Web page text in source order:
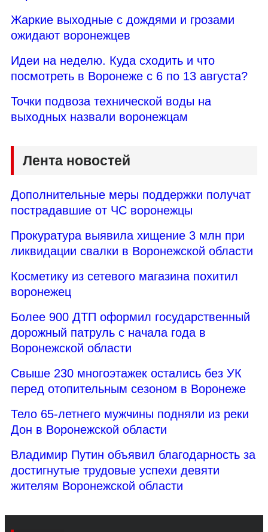
Жаркие выходные с дождями и грозами
ожидают воронежцев
Идеи на неделю. Куда сходить и что
посмотреть в Воронеже с 6 по 13 августа?
Точки подвоза технической воды на
выходных назвали воронежцам
Лента новостей
Дополнительные меры поддержки получат
пострадавшие от ЧС воронежцы
Прокуратура выявила хищение 3 млн при
ликвидации свалки в Воронежской области
Косметику из сетевого магазина похитил
воронежец
Более 900 ДТП оформил государственный
дорожный патруль с начала года в
Воронежской области
Свыше 230 многоэтажек остались без УК
перед отопительным сезоном в Воронеже
Тело 65-летнего мужчины подняли из реки
Дон в Воронежской области
Владимир Путин объявил благодарность за
достигнутые трудовые успехи девяти
жителям Воронежской области